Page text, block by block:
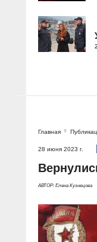
Главная
28 июня 2023 г.
АВТОР: Елена Кузнецова